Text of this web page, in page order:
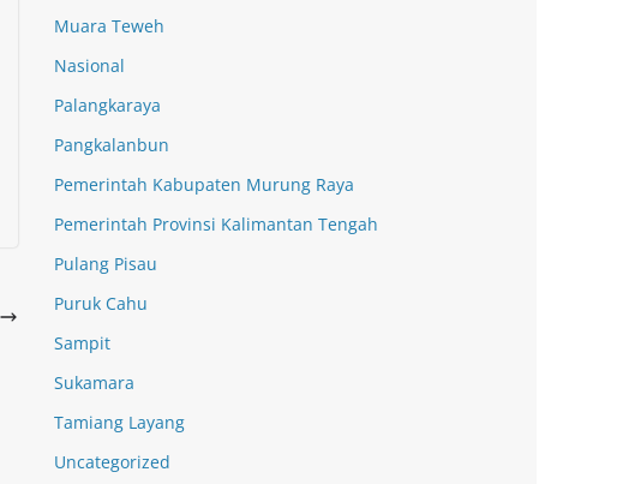
Muara Teweh
Nasional
Palangkaraya
Pangkalanbun
Pemerintah Kabupaten Murung Raya
Pemerintah Provinsi Kalimantan Tengah
Pulang Pisau
Puruk Cahu
Sampit
Sukamara
Tamiang Layang
Uncategorized